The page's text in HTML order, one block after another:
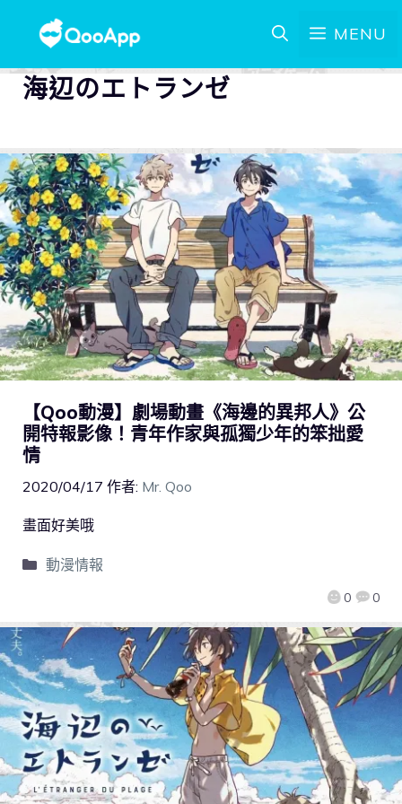
MENU
海辺のエトランゼ
【Qoo動漫】劇場動畫《海邊的異邦人》公
開特報影像！青年作家與孤獨少年的笨拙愛
情
2020/04/17 作者: Mr. Qoo
0 0
畫面好美哦
動漫情報